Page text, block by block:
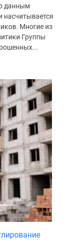
данным
насчитывается
Многие из
Группы